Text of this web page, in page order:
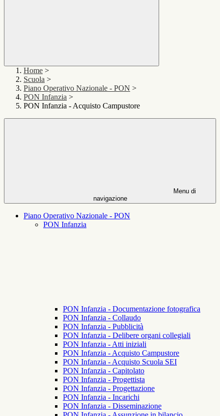
Home >
Scuola >
Piano Operativo Nazionale - PON >
PON Infanzia >
PON Infanzia - Acquisto Campustore
Menu di
navigazione
Piano Operativo Nazionale - PON
PON Infanzia
PON Infanzia - Documentazione fotografica
PON Infanzia - Collaudo
PON Infanzia - Pubblicità
PON Infanzia - Delibere organi collegiali
PON Infanzia - Atti iniziali
PON Infanzia - Acquisto Campustore
PON Infanzia - Acquisto Scuola SEI
PON Infanzia - Capitolato
PON Infanzia - Progettista
PON Infanzia - Progettazione
PON Infanzia - Incarichi
PON Infanzia - Disseminazione